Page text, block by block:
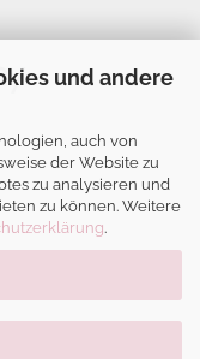
und andere
auch von
der Website zu
zu analysieren und
zu können. Weitere
.